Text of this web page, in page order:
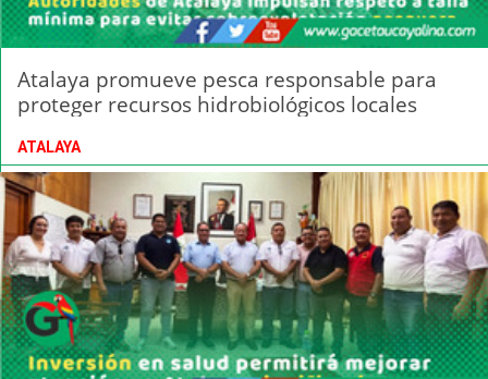
Atalaya promueve pesca responsable para
proteger recursos hidrobiológicos locales
ATALAYA